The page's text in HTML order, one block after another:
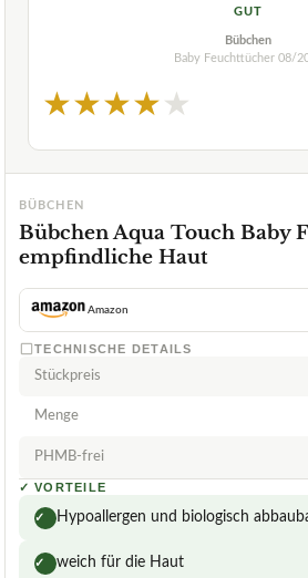
GUT
Bübchen
Baby Feuchttücher 08/
★★★★★
BÜBCHEN
Bübchen Aqua Touch Baby
empfindliche Haut
Amazon
TECHNISCHE DETAILS
Stückpreis
Menge
PHMB-frei
✓ VORTEILE
✓ Hypoallergen und biologisch
✓ weich für die Haut